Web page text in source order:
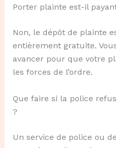
Porter plainte est-il
Non, le dépôt de plainte
entièrement gratuite.
avancer pour que votre
les forces de l’ordre.
Que faire si la police
?
Un service de police ou